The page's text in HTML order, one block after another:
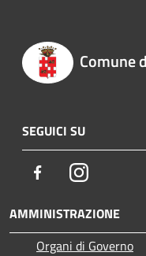
Comune
SEGUICI SU
FacebookInstagram
AMMINISTRAZIONE
Organi di Governo